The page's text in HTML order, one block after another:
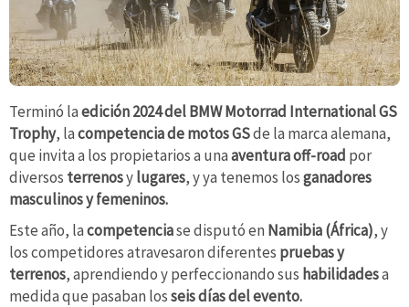
Terminó laedición 2024del BMW Motorrad International GS
Trophy, lacompetencia de motos GSde la marca alemana,
que invita a los propietarios a unaaventura off-road por
diversos terrenosylugares, y ya tenemos losganadores
masculinos y femeninos.
Este año, lacompetenciase disputó en Namibia (África), y
los competidores atravesaron diferentes pruebas y
terrenos, aprendiendo y perfeccionando sus habilidadesa
medida que pasaban losseis días del evento.